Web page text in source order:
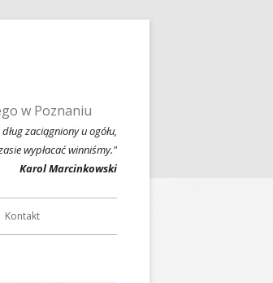
w Poznaniu
zaciągniony u ogółu,
wypłacać winniśmy."
Karol Marcinkowski
Kontakt